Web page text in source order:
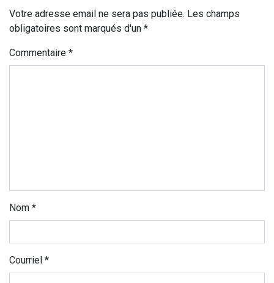
Votre adresse email ne sera pas publiée. Les champs
obligatoires sont marqués d'un *
Commentaire *
Nom *
Courriel *